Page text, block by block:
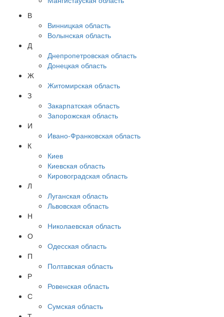
В
Винницкая область
Волынская область
Д
Днепропетровская область
Донецкая область
Ж
Житомирская область
З
Закарпатская область
Запорожская область
И
Ивано-Франковская область
К
Киев
Киевская область
Кировоградская область
Л
Луганская область
Львовская область
Н
Николаевская область
О
Одесская область
П
Полтавская область
Р
Ровенская область
С
Сумская область